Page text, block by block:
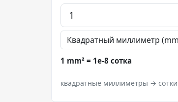
1 mm² = 1e-8 сотка
квадратные миллиметры → сотки